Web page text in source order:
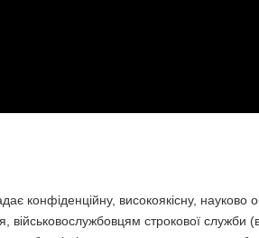
конфіденційну, високоякісну, науково
військовослужбовцям строкової служби